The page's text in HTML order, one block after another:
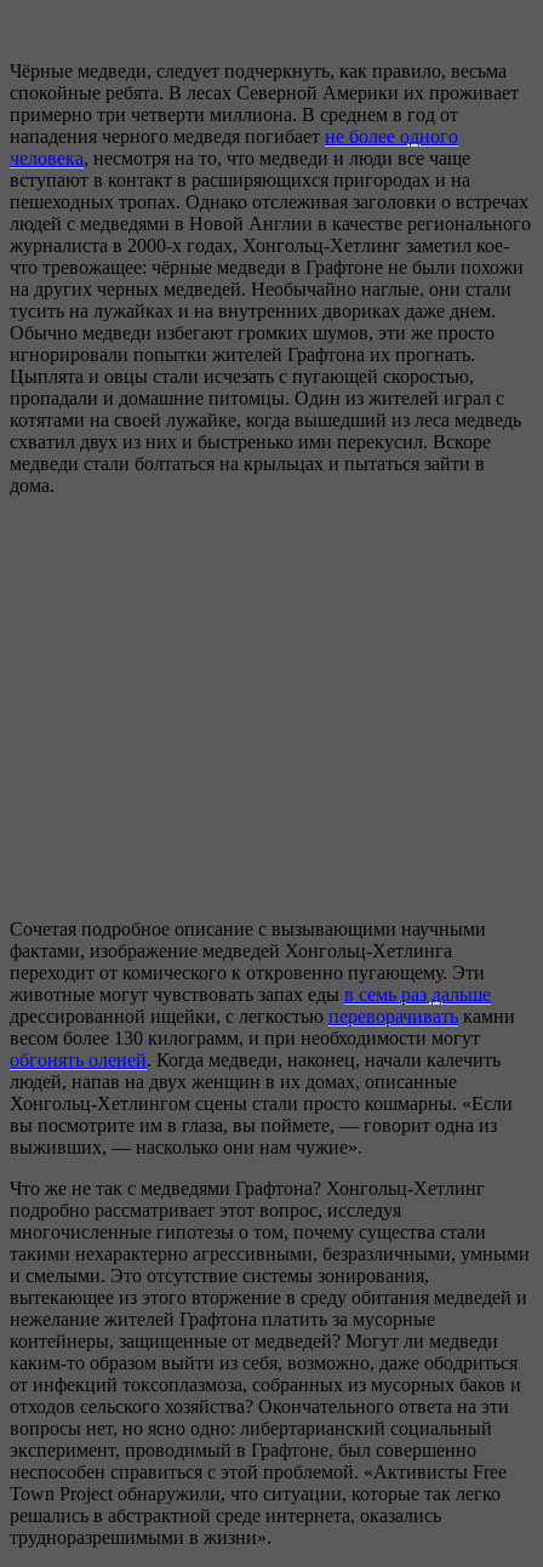
Чёрные медведи, следует подчеркнуть, как правило, весьма
спокойные ребята. В лесах Северной Америки их проживает
примерно три четверти миллиона. В среднем в год от
нападения черного медведя погибает не более одного
человека, несмотря на то, что медведи и люди все чаще
вступают в контакт в расширяющихся пригородах и на
пешеходных тропах. Однако отслеживая заголовки о встречах
людей с медведями в Новой Англии в качестве регионального
журналиста в 2000-х годах, Хонгольц-Хетлинг заметил кое-
что тревожащее: чёрные медведи в Графтоне не были похожи
на других черных медведей. Необычайно наглые, они стали
тусить на лужайках и на внутренних двориках даже днем.
Обычно медведи избегают громких шумов, эти же просто
игнорировали попытки жителей Графтона их прогнать.
Цыплята и овцы стали исчезать с пугающей скоростью,
пропадали и домашние питомцы. Один из жителей играл с
котятами на своей лужайке, когда вышедший из леса медведь
схватил двух из них и быстренько ими перекусил. Вскоре
медведи стали болтаться на крыльцах и пытаться зайти в
дома.
Сочетая подробное описание с вызывающими научными
фактами, изображение медведей Хонгольц-Хетлинга
переходит от комического к откровенно пугающему. Эти
животные могут чувствовать запах еды в семь раз дальше
дрессированной ищейки, с легкостью переворачивать камни
весом более 130 килограмм, и при необходимости могут
обгонять оленей. Когда медведи, наконец, начали калечить
людей, напав на двух женщин в их домах, описанные
Хонгольц-Хетлингом сцены стали просто кошмарны. «Если
вы посмотрите им в глаза, вы поймете, — говорит одна из
выживших, — насколько они нам чужие».
Что же не так с медведями Графтона? Хонгольц-Хетлинг
подробно рассматривает этот вопрос, исследуя
многочисленные гипотезы о том, почему существа стали
такими нехарактерно агрессивными, безразличными, умными
и смелыми. Это отсутствие системы зонирования,
вытекающее из этого вторжение в среду обитания медведей и
нежелание жителей Графтона платить за мусорные
контейнеры, защищенные от медведей? Могут ли медведи
каким-то образом выйти из себя, возможно, даже ободриться
от инфекций токсоплазмоза, собранных из мусорных баков и
отходов сельского хозяйства? Окончательного ответа на эти
вопросы нет, но ясно одно: либертарианский социальный
эксперимент, проводимый в Графтоне, был совершенно
неспособен справиться с этой проблемой. «Активисты Free
Town Project обнаружили, что ситуации, которые так легко
решались в абстрактной среде интернета, оказались
трудноразрешимыми в жизни».